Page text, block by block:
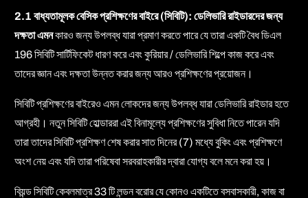
2.1 বাধ্যতামূলক বেসিক প্রশিক্ষণের বাইরে (সিবিটি): ডেলিভারি রাইডারদের জন্য
দক্ষতা এমনকারও জন্য উপলব্ধ যারা প্রমাণ করতে পারে যে তারা একটি বৈধ ডিএল
196 সিবিটি সার্টিফিকেট ধারণ করে এবং কুরিয়ার / ডেলিভারি শিল্পে কাজ করে এবং
তাদের জ্ঞান এবং দক্ষতা উন্নত করার জন্য আরও প্রশিক্ষণের প্রয়োজন।
সিবিটি প্রশিক্ষণের বাইরেও এমন লোকদের জন্য উপলব্ধ যারা ডেলিভারি রাইডার হতে
আগ্রহী। নতুন সিবিটি হোল্ডাররা এই বিনামূল্যে প্রশিক্ষণের সুবিধা নিতে পারেন যদি
তারা তাদের সিবিটি প্রশিক্ষণ শেষ করার সাত দিনের (7) মধ্যে বুকিং এবং প্রশিক্ষণে
অংশ নেয় এবং যদি তারা পরিষেবা সরবরাহকারীর দ্বারা যোগ্য বলে মনে করা হয়।
বিয়ন্ড সিবিটি কেবলমাত্র 33 টি লন্ডন বরোর যে কোনও একটিতে বসবাসকারী, কাজ বা